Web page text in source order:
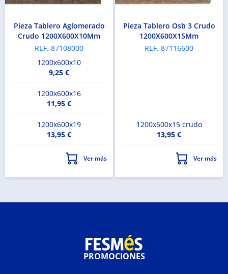
Pieza Tablero Aglomerado
Crudo 1200X600X10Mm
REF. 87108000
1200x600x10
9,25 €
1200x600x16
11,95 €
1200x600x19
13,95 €
Ver más
Pieza Tablero Osb 3 Crudo
1200X600X15Mm
REF. 87116600
1200x600x15 crudo
13,95 €
Ver más
PROMOCIONES